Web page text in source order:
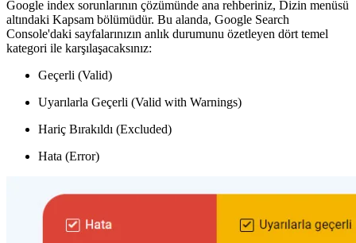
Google index sorunlarının çözümünde ana rehberiniz, Dizin menüsü
altındaki Kapsam bölümüdür. Bu alanda, Google Search
Console'daki sayfalarınızın anlık durumunu özetleyen dört temel
kategori ile karşılaşacaksınız:
Geçerli (Valid)
Uyarılarla Geçerli (Valid with Warnings)
Hariç Bırakıldı (Excluded)
Hata (Error)